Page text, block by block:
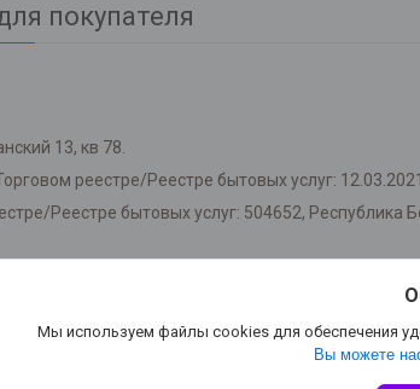
покупателя
13, кв 78.
реестре/Реестре бытовых услуг: 12.03.2021
Реестре бытовых услуг: 504652, Республика
Мы используем файлы cookies для обеспечения
Вы можете